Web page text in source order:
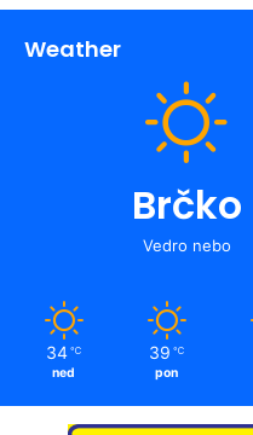
Weather
Brčko
Vedro nebo
34 ℃
ned
39 ℃
pon